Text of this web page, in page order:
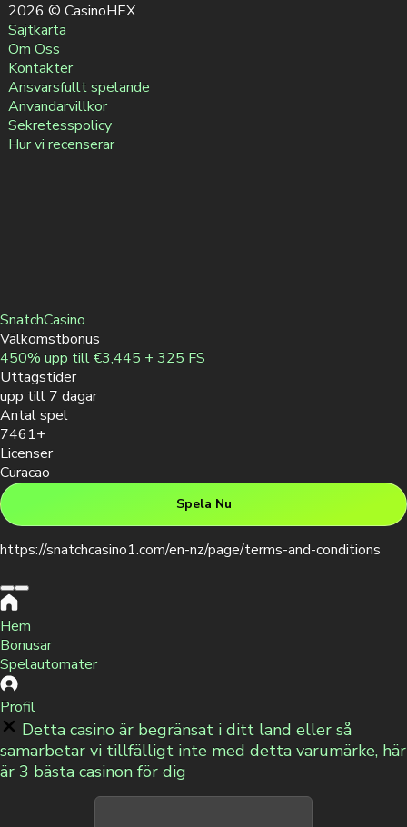
SnatchCasino
Välkomstbonus
450% upp till €3,445 + 325 FS
Uttagstider
upp till 7 dagar
Antal spel
7461+
Licenser
Curacao
Spela Nu
https://snatchcasino1.com/en-nz/page/terms-and-conditions
2026 © CasinoHEX
Sajtkarta
Om Oss
Kontakter
Ansvarsfullt spelande
Anvandarvillkor
Sekretesspolicy
Hur vi recenserar
Hem
Bonusar
Spelautomater
Profil
Detta casino är begränsat i ditt land eller så
samarbetar vi tillfälligt inte med detta varumärke, här
är 3 bästa casinon för dig